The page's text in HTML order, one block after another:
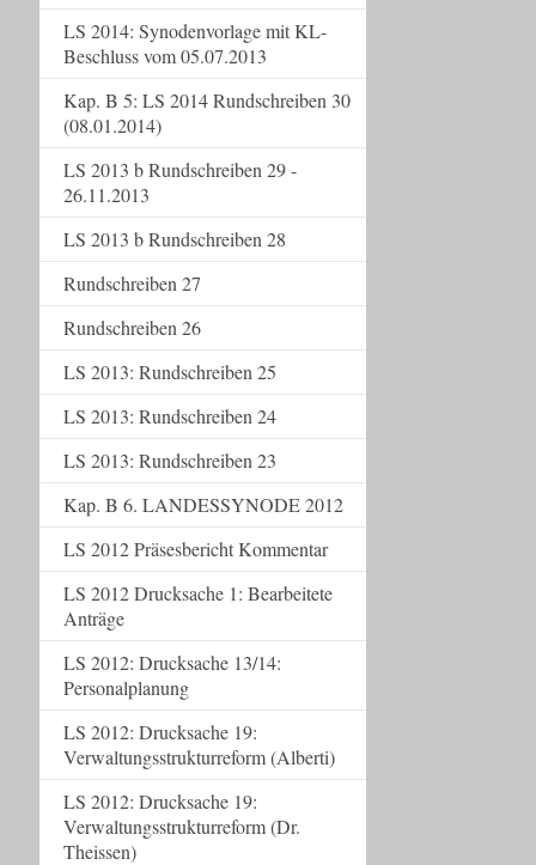
LS 2014: Synodenvorlage mit KL-
Beschluss vom 05.07.2013
Kap. B 5: LS 2014 Rundschreiben 30
(08.01.2014)
LS 2013 b Rundschreiben 29 -
26.11.2013
LS 2013 b Rundschreiben 28
Rundschreiben 27
Rundschreiben 26
LS 2013: Rundschreiben 25
LS 2013: Rundschreiben 24
LS 2013: Rundschreiben 23
Kap. B 6. LANDESSYNODE 2012
LS 2012 Präsesbericht Kommentar
LS 2012 Drucksache 1: Bearbeitete
Anträge
LS 2012: Drucksache 13/14:
Personalplanung
LS 2012: Drucksache 19:
Verwaltungsstrukturreform (Alberti)
LS 2012: Drucksache 19:
Verwaltungsstrukturreform (Dr.
Theissen)